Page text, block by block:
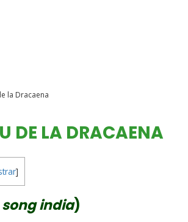
la Dracaena
DE LA DRACAENA
]
india)